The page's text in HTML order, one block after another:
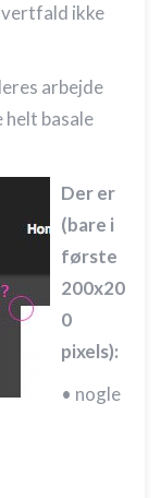
ikke
arbejde
helt basale
Der er
(bare i
første
200x20
0
pixels):
• nogle